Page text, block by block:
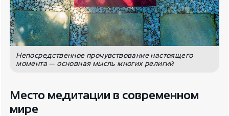
Непосредственное прочувствование настоящего
момента — основная мысль многих религий
Место медитации в современном
мире